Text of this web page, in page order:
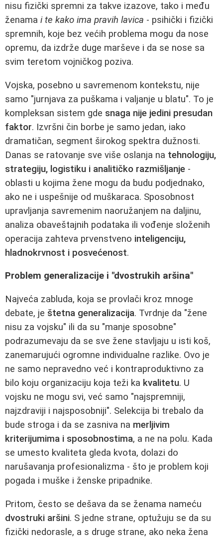
nisu fizički spremni za takve izazove, tako i među
ženama i te kako ima pravih lavica - psihički i fizički
spremnih, koje bez većih problema mogu da nose
opremu, da izdrže duge marševe i da se nose sa
svim teretom vojničkog poziva.
Vojska, posebno u savremenom kontekstu, nije
samo "jurnjava za puškama i valjanje u blatu". To je
kompleksan sistem gde snaga nije jedini presudan
faktor. Izvršni čin borbe je samo jedan, iako
dramatičan, segment širokog spektra dužnosti.
Danas se ratovanje sve više oslanja na tehnologiju,
strategiju, logistiku i analitičko razmišljanje -
oblasti u kojima žene mogu da budu podjednako,
ako ne i uspešnije od muškaraca. Sposobnost
upravljanja savremenim naoružanjem na daljinu,
analiza obaveštajnih podataka ili vođenje složenih
operacija zahteva prvenstveno inteligenciju,
hladnokrvnost i posvećenost.
Problem generalizacije i "dvostrukih aršina"
Najveća zabluda, koja se provlači kroz mnoge
debate, je štetna generalizacija. Tvrdnje da "žene
nisu za vojsku" ili da su "manje sposobne"
podrazumevaju da se sve žene stavljaju u isti koš,
zanemarujući ogromne individualne razlike. Ovo je
ne samo nepravedno već i kontraproduktivno za
bilo koju organizaciju koja teži ka kvalitetu. U
vojsku ne mogu svi, već samo "najspremniji,
najzdraviji i najsposobniji". Selekcija bi trebalo da
bude stroga i da se zasniva na merljivim
kriterijumima i sposobnostima, a ne na polu. Kada
se umesto kvaliteta gleda kvota, dolazi do
narušavanja profesionalizma - što je problem koji
pogada i muške i ženske pripadnike.
Pritom, često se dešava da se ženama nameću
dvostruki aršini. S jedne strane, optužuju se da su
fizički nedorasle, a s druge strane, ako neka žena